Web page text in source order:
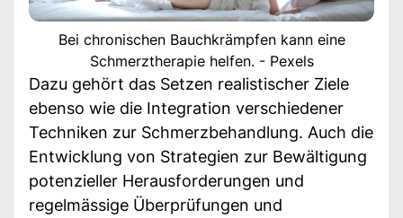
Bei chronischen Bauchkrämpfen kann eine
Schmerztherapie helfen. - Pexels
Dazu gehört das Setzen realistischer Ziele
ebenso wie die Integration verschiedener
Techniken zur Schmerzbehandlung. Auch die
Entwicklung von Strategien zur Bewältigung
potenzieller Herausforderungen und
regelmässige Überprüfungen und